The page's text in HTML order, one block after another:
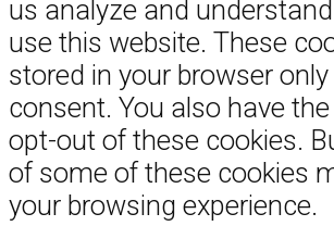
us analyze and
use this website. These
stored in your browser
consent. You also have
opt-out of these cookies.
of some of these cookies
your browsing experience.